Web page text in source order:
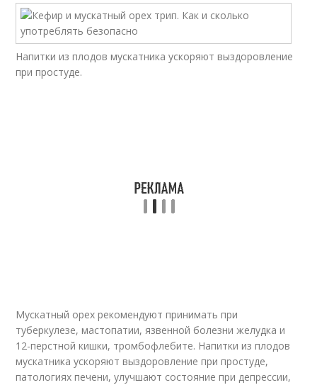
Напитки из плодов мускатника ускоряют выздоровление
при простуде.
Мускатный орех рекомендуют принимать при
туберкулезе, мастопатии, язвенной болезни желудка и
12-перстной кишки, тромбофлебите. Напитки из плодов
мускатника ускоряют выздоровление при простуде,
патологиях печени, улучшают состояние при депрессии,